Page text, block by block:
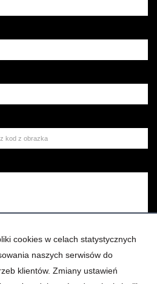
podanych przeze mnie danych
cookies w celach statystycznych
naszych serwisów do
klientów. Zmiany ustawień